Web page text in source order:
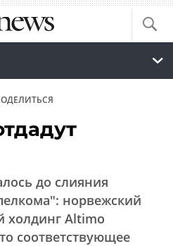
до слияния
норвежский
холдинг Altimo
соответствующее